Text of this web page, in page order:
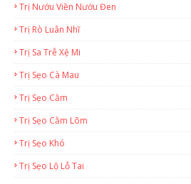
Trị Nướu Viền Nướu Đen
Trị Rò Luân Nhĩ
Trị Sa Trễ Xệ Mi
Trị Sẹo Cà Mau
Trị Sẹo Cằm
Trị Sẹo Cằm Lõm
Trị Sẹo Khó
Trị Sẹo Lộ Lỗ Tai